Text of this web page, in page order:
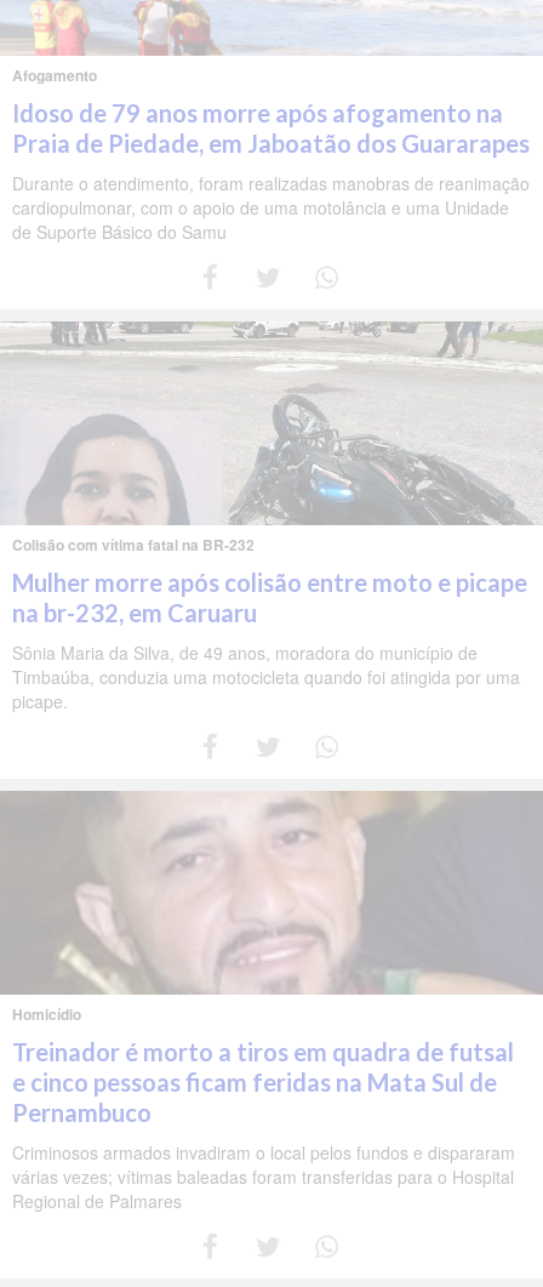
Afogamento
Idoso de 79 anos morre após afogamento na
Praia de Piedade, em Jaboatão dos Guararapes
Durante o atendimento, foram realizadas manobras de reanimação
cardiopulmonar, com o apoio de uma motolância e uma Unidade
de Suporte Básico do Samu
Colisão com vítima fatal na BR-232
Mulher morre após colisão entre moto e picape
na br-232, em Caruaru
Sônia Maria da Silva, de 49 anos, moradora do município de
Timbaúba, conduzia uma motocicleta quando foi atingida por uma
picape.
Homicídio
Treinador é morto a tiros em quadra de futsal
e cinco pessoas ficam feridas na Mata Sul de
Pernambuco
Criminosos armados invadiram o local pelos fundos e dispararam
várias vezes; vítimas baleadas foram transferidas para o Hospital
Regional de Palmares